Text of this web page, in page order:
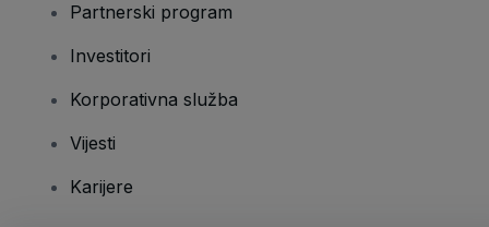
Partnerski program
Investitori
Korporativna služba
Vijesti
Karijere